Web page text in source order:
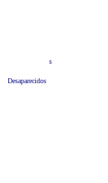
sAnuncie
Desaparecidos